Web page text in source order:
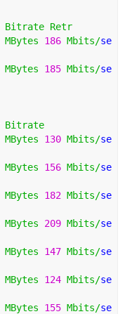
Bitrate Retr
MBytes 186 Mbits/se
MBytes 185 Mbits/se
Bitrate
MBytes 130 Mbits/se
MBytes 156 Mbits/se
MBytes 182 Mbits/se
MBytes 209 Mbits/se
MBytes 147 Mbits/se
MBytes 124 Mbits/se
MBytes 155 Mbits/se